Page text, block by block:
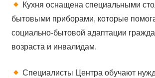
Кухня оснащена специальными
бытовыми приборами, которые
социально-бытовой адаптации
возраста и инвалидам.
Специалисты Центра обучают